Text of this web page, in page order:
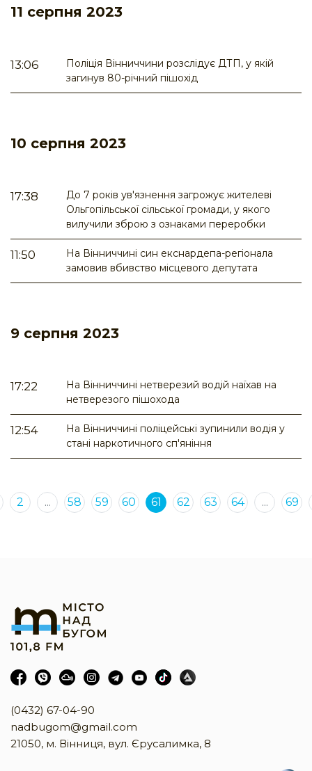
11 серпня 2023
13:06
Поліція Вінниччини розслідує ДТП, у якій
загинув 80-річний пішохід
10 серпня 2023
17:38
До 7 років ув'язнення загрожує жителеві
Ольгопільської сільської громади, у якого
вилучили зброю з ознаками переробки
11:50
На Вінниччині син екснардепа-регіонала
замовив вбивство місцевого депутата
9 серпня 2023
17:22
На Вінниччині нетверезий водій наїхав на
нетверезого пішохода
12:54
На Вінниччині поліцейські зупинили водія у
стані наркотичного сп'яніння
2 ... 58 59 60 61 62 63 64 ... 69
(0432) 67-04-90
nadbugom@gmail.com
21050, м. Вінниця, вул. Єрусалимка, 8